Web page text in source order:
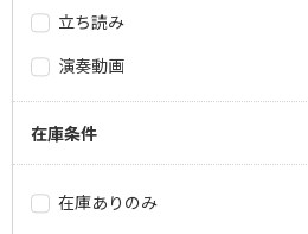
立ち読み
演奏動画
在庫条件
在庫ありのみ